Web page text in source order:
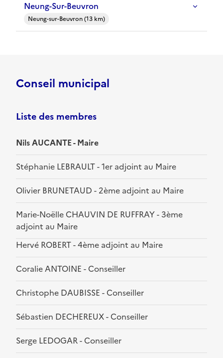
Neung-Sur-Beuvron
Neung-sur-Beuvron (13 km)
Conseil municipal
Liste des membres
Nils AUCANTE - Maire
Stéphanie LEBRAULT - 1er adjoint au Maire
Olivier BRUNETAUD - 2ème adjoint au Maire
Marie-Noëlle CHAUVIN DE RUFFRAY - 3ème
adjoint au Maire
Hervé ROBERT - 4ème adjoint au Maire
Coralie ANTOINE - Conseiller
Christophe DAUBISSE - Conseiller
Sébastien DECHEREUX - Conseiller
Serge LEDOGAR - Conseiller